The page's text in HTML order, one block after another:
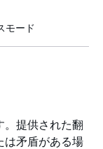
モード
。提供された翻
は矛盾がある場